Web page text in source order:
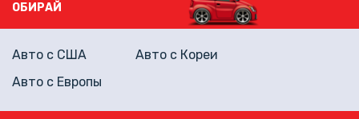
ОБИРАЙ
Авто с США
Авто с Кореи
Авто с Европы